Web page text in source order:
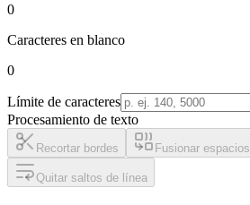
0
Caracteres en blanco
0
Límite de caracteres
Procesamiento de texto
Recortar bordes Fusionar espacios
Quitar saltos de línea